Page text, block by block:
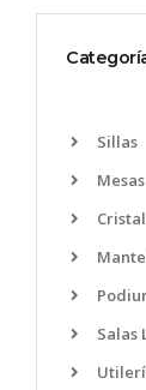
Sillas
Mesas
Salas